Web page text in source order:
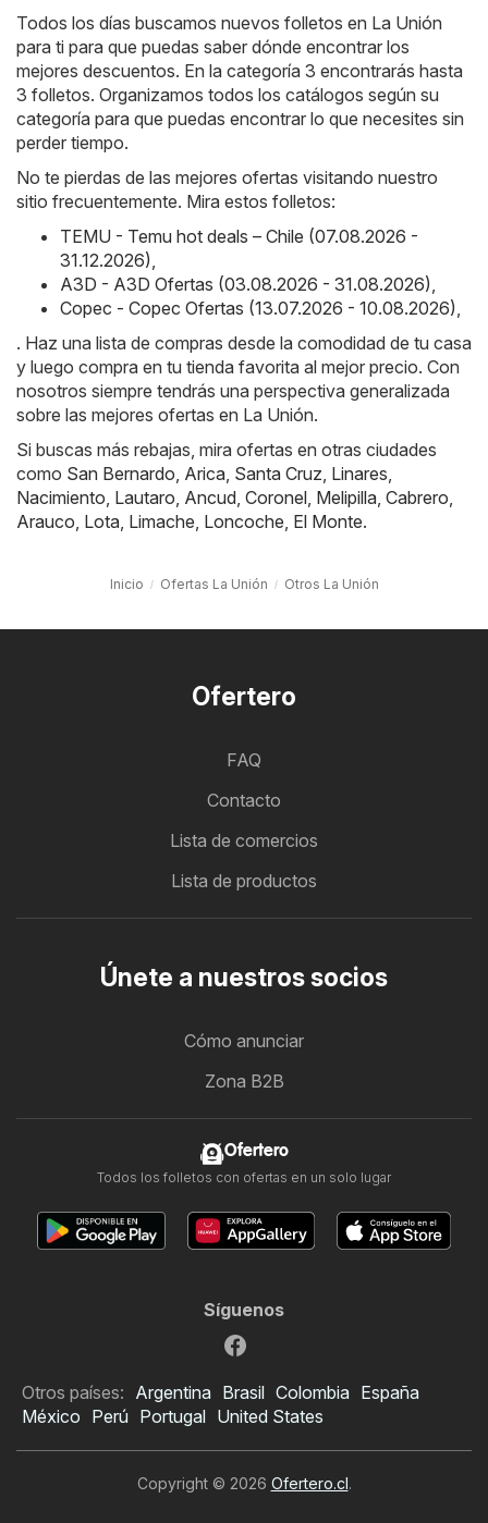
Todos los días buscamos nuevos folletos en La Unión
para ti para que puedas saber dónde encontrar los
mejores descuentos. En la categoría 3 encontrarás hasta
3 folletos. Organizamos todos los catálogos según su
categoría para que puedas encontrar lo que necesites sin
perder tiempo.
No te pierdas de las mejores ofertas visitando nuestro
sitio frecuentemente. Mira estos folletos:
TEMU - Temu hot deals – Chile (07.08.2026 -
31.12.2026)
A3D - A3D Ofertas (03.08.2026 - 31.08.2026)
Copec - Copec Ofertas (13.07.2026 - 10.08.2026)
. Haz una lista de compras desde la comodidad de tu casa
y luego compra en tu tienda favorita al mejor precio. Con
nosotros siempre tendrás una perspectiva generalizada
sobre las mejores ofertas en La Unión.
Si buscas más rebajas, mira ofertas en otras ciudades
como San Bernardo Arica Santa Cruz Linares
Nacimiento Lautaro Ancud Coronel Melipilla Cabrero
Arauco Lota Limache Loncoche El Monte.
Inicio Ofertas La Unión Otros La Unión
Ofertero
FAQ
Contacto
Lista de comercios
Lista de productos
Únete a nuestros socios
Cómo anunciar
Zona B2B
Ofertero
Todos los folletos con ofertas en un solo lugar
Síguenos
Otros países: Argentina Brasil Colombia España
México Perú Portugal United States
Copyright © 2026 Ofertero.cl.